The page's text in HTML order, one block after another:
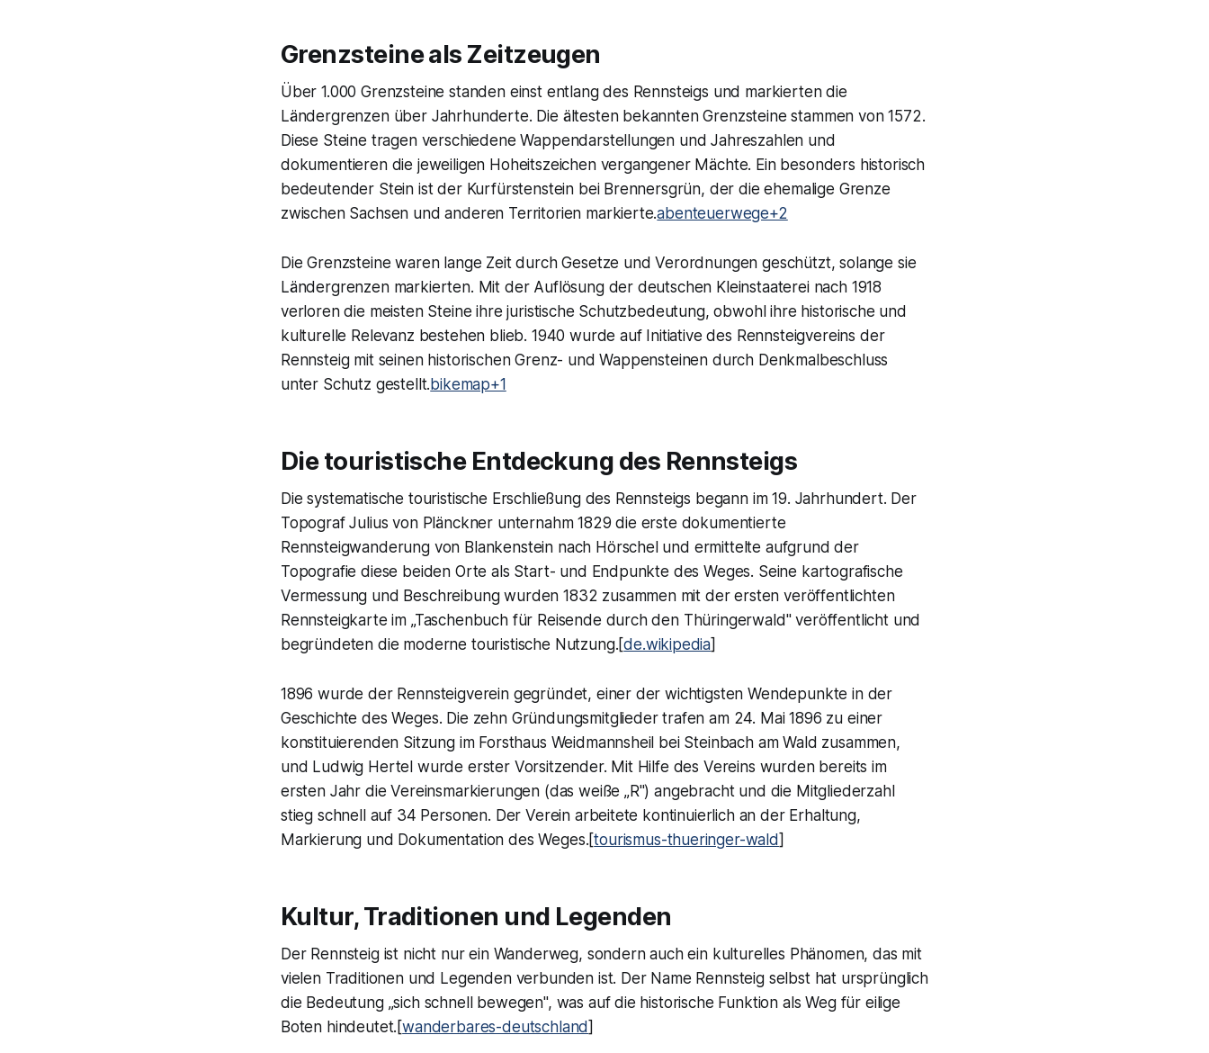
Grenzsteine als Zeitzeugen
Über 1.000 Grenzsteine standen einst entlang des Rennsteigs und markierten die
Ländergrenzen über Jahrhunderte. Die ältesten bekannten Grenzsteine stammen von 1572.
Diese Steine tragen verschiedene Wappendarstellungen und Jahreszahlen und
dokumentieren die jeweiligen Hoheitszeichen vergangener Mächte. Ein besonders historisch
bedeutender Stein ist der Kurfürstenstein bei Brennersgrün, der die ehemalige Grenze
zwischen Sachsen und anderen Territorien markierte.abenteuerwege+2
Die Grenzsteine waren lange Zeit durch Gesetze und Verordnungen geschützt, solange sie
Ländergrenzen markierten. Mit der Auflösung der deutschen Kleinstaaterei nach 1918
verloren die meisten Steine ihre juristische Schutzbedeutung, obwohl ihre historische und
kulturelle Relevanz bestehen blieb. 1940 wurde auf Initiative des Rennsteigvereins der
Rennsteig mit seinen historischen Grenz- und Wappensteinen durch Denkmalbeschluss
unter Schutz gestellt. bikemap+1
Die touristische Entdeckung des Rennsteigs
Die systematische touristische Erschließung des Rennsteigs begann im 19. Jahrhundert. Der
Topograf Julius von Plänckner unternahm 1829 die erste dokumentierte
Rennsteigwanderung von Blankenstein nach Hörschel und ermittelte aufgrund der
Topografie diese beiden Orte als Start- und Endpunkte des Weges. Seine kartografische
Vermessung und Beschreibung wurden 1832 zusammen mit der ersten veröffentlichten
Rennsteigkarte im „Taschenbuch für Reisende durch den Thüringerwald" veröffentlicht und
begründeten die moderne touristische Nutzung.[de.wikipedia]​
1896 wurde der Rennsteigverein gegründet, einer der wichtigsten Wendepunkte in der
Geschichte des Weges. Die zehn Gründungsmitglieder trafen am 24. Mai 1896 zu einer
konstituierenden Sitzung im Forsthaus Weidmannsheil bei Steinbach am Wald zusammen,
und Ludwig Hertel wurde erster Vorsitzender. Mit Hilfe des Vereins wurden bereits im
ersten Jahr die Vereinsmarkierungen (das weiße „R") angebracht und die Mitgliederzahl
stieg schnell auf 34 Personen. Der Verein arbeitete kontinuierlich an der Erhaltung,
Markierung und Dokumentation des Weges.[tourismus-thueringer-wald]​
Kultur, Traditionen und Legenden
Der Rennsteig ist nicht nur ein Wanderweg, sondern auch ein kulturelles Phänomen, das mit
vielen Traditionen und Legenden verbunden ist. Der Name Rennsteig selbst hat ursprünglich
die Bedeutung „sich schnell bewegen", was auf die historische Funktion als Weg für eilige
Boten hindeutet.[wanderbares-deutschland]​